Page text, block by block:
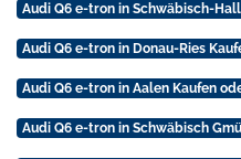
Audi Q6 e-tron in Schwäbisch-
Audi Q6 e-tron in Donau-Ries
Audi Q6 e-tron in Aalen Kaufen
Audi Q6 e-tron in Schwäbisch